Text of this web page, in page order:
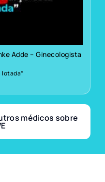
Adde – Ginecologista
lotada”
médicos sobre